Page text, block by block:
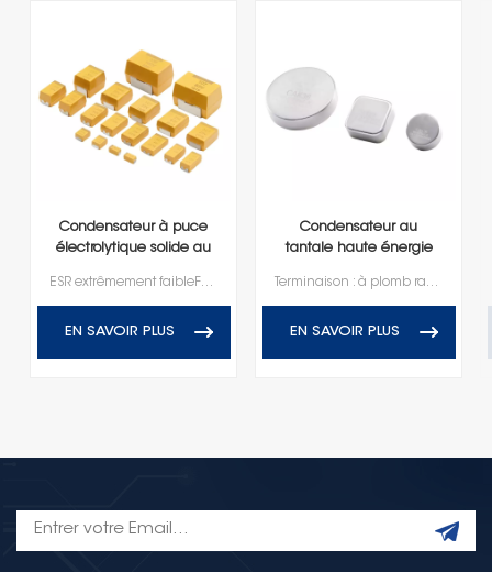
Condensateur à puce
électrolytique solide au
ESR extrêmement faibleFaible courant de fuiteRétention de capacité haute fréquenceTerminaison sans plomb, conforme RoHS
EN SAVOIR PLUS
Condensateur au
tantale haute énergie
Terminaison : à plomb radialVieillissement à l’état stable accéléré à 100 %Stabilité de température à 100 %100% pression barométriqueTension nominale de 10 V-150 VPlage de température de fonctionnement de -55℃ au +125℃
EN SAVOIR PLUS